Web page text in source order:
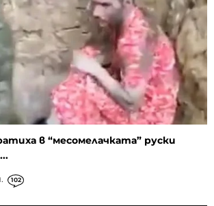
в “месомелачката” руски
102